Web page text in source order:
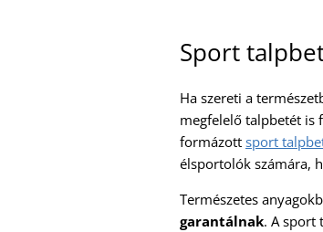
Sport
Ha szereti a
megfelelő talpbetét is
formázott sport
élsportolók számára,
Természetes
garantálnak. A sport